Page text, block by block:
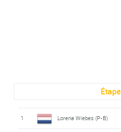
Étape
1 Lorena Wiebes (P-B)